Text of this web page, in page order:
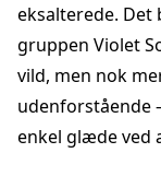
eksalterede.
gruppen Violet
vild, men nok
udenforstående
enkel glæde ved